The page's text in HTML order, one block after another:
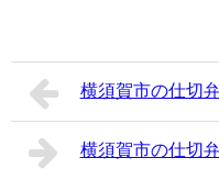
横須賀市の仕切
横須賀市の仕切